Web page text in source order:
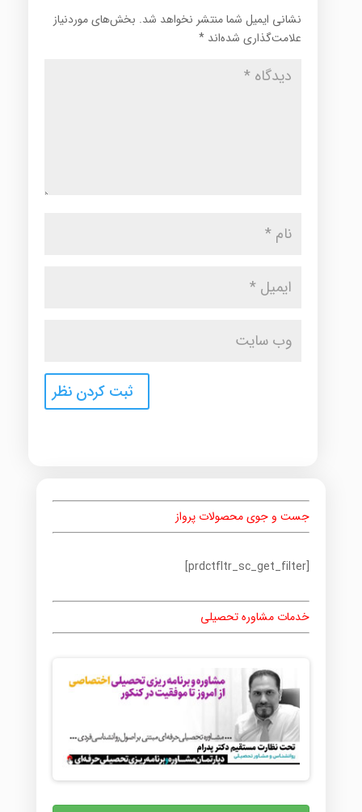
نشانی ایمیل شما منتشر نخواهد شد. بخش‌های موردنیاز
علامت‌گذاری شده‌اند *
جست و جوی محصولات پرواز
[prdctfltr_sc_get_filter]
خدمات مشاوره تحصیلی